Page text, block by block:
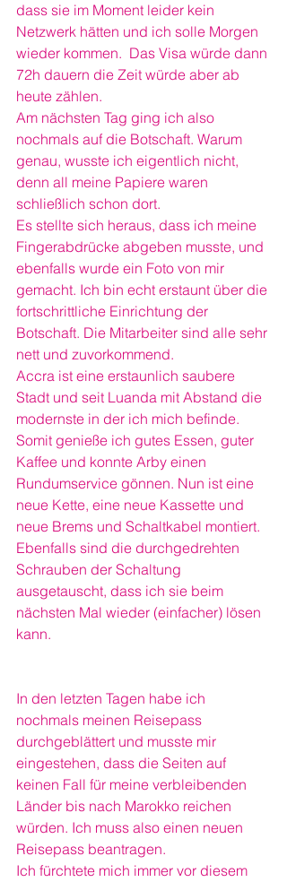
dass sie im Moment leider kein
Netzwerk hätten und ich solle Morgen
wieder kommen.  Das Visa würde dann
72h dauern die Zeit würde aber ab
heute zählen.
Am nächsten Tag ging ich also
nochmals auf die Botschaft. Warum
genau, wusste ich eigentlich nicht,
denn all meine Papiere waren
schließlich schon dort.
Es stellte sich heraus, dass ich meine
Fingerabdrücke abgeben musste, und
ebenfalls wurde ein Foto von mir
gemacht. Ich bin echt erstaunt über die
fortschrittliche Einrichtung der
Botschaft. Die Mitarbeiter sind alle sehr
nett und zuvorkommend.
Accra ist eine erstaunlich saubere
Stadt und seit Luanda mit Abstand die
modernste in der ich mich befinde.
Somit genieße ich gutes Essen, guter
Kaffee und konnte Arby einen
Rundumservice gönnen. Nun ist eine
neue Kette, eine neue Kassette und
neue Brems und Schaltkabel montiert.
Ebenfalls sind die durchgedrehten
Schrauben der Schaltung
ausgetauscht, dass ich sie beim
nächsten Mal wieder (einfacher) lösen
kann.
In den letzten Tagen habe ich
nochmals meinen Reisepass
durchgeblättert und musste mir
eingestehen, dass die Seiten auf
keinen Fall für meine verbleibenden
Länder bis nach Marokko reichen
würden. Ich muss also einen neuen
Reisepass beantragen.
Ich fürchtete mich immer vor diesem